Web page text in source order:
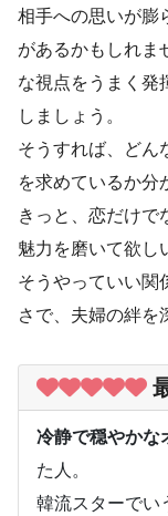
相手への思いが膨
があるかもしれま
な視点をうまく発
しましょう。
そうすれば、どん
を求めているか分
きっと、恋だけで
魅力を磨いて欲し
そうやっていい関
さで、夫婦の絆を
冷静で穏やかな
た人。
韓流スターでい